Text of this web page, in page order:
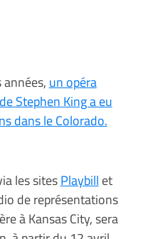
un opéra
Stephen King a eu
dans le Colorado.
les sitesPlaybill et
de représentations
à Kansas City, sera